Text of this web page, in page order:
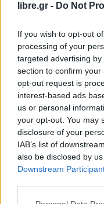
libre.gr - Do Not
If you wish to opt-out
processing of your
targeted advertising
section to confirm
opt-out request is
interest-based ads
us or personal
your opt-out. You may
disclosure of your
IAB’s list of
also be disclosed by
Downstream
τεταμένη
Ουάσινγκτον και
δεν κατάφεραν να
ποδοσφαιρική
τέτοιο
πραγματικό,
σύμβουλος του
συνέστησε στον
στον πρόεδρο της